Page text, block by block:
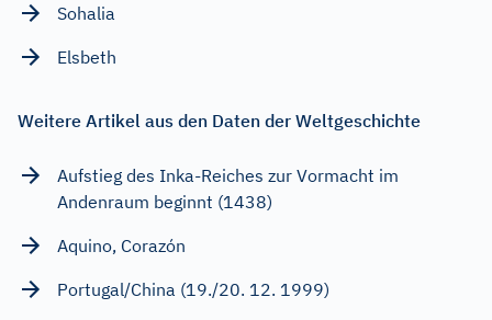
Sohalia
Elsbeth
Weitere Artikel aus den Daten der Weltgeschichte
Aufstieg des Inka-Reiches zur Vormacht im
Andenraum beginnt (1438)
Aquino, Corazón
Portugal/China (19./20. 12. 1999)